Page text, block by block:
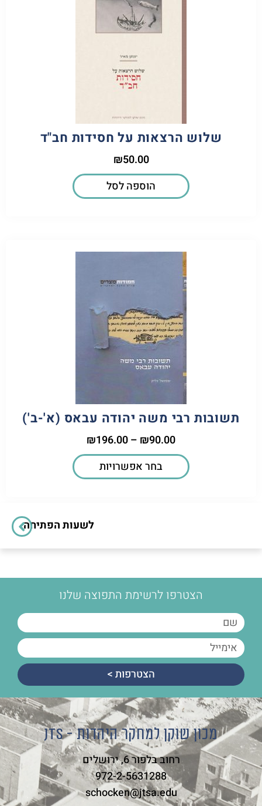
שלוש הרצאות על חסידות חב"ד
₪50.00
הוספה לסל
תשובות רבי משה יהודה עבאס (א'-ב')
₪90.00
–
₪196.00
בחר אפשרויות
לשעות הפתיחה
הצטרפו לרשימת התפוצה שלנו
הצטרפות >
מכון שוקן למחקר היהדות - JTS
רחוב בלפור 6, ירושלים
972-2-5631288
schocken@jtsa.edu